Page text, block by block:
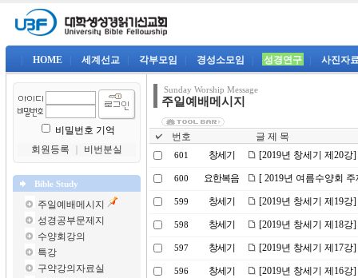
HOME 세계선교 각부모임 경성소모임 성경연구 사진자
비밀번호 기억
회원등록
비번분실
Bible Study
주일예배메시지
성경공부문제지
수양회강의
특강
구약강의자료실
Sunday Worship Message
주일예배메시지
번호 글 제 목
601 창세기 [2019년 창세기 제20
600 요한복음 [ 2019년 여름수양회
599 창세기 [2019년 창세기 제19강
598 창세기 [2019년 창세기 제18
597 창세기 [2019년 창세기 제17
596 창세기 [2019년 창세기 제16강